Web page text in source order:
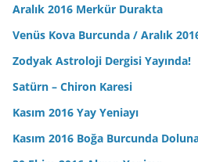
Aralık 2016 Merkür Durakta
Venüs Kova Burcunda / Aralık
Zodyak Astroloji Dergisi Yayında!
Satürn – Chiron Karesi
Kasım 2016 Yay Yeniayı
Kasım 2016 Boğa Burcunda